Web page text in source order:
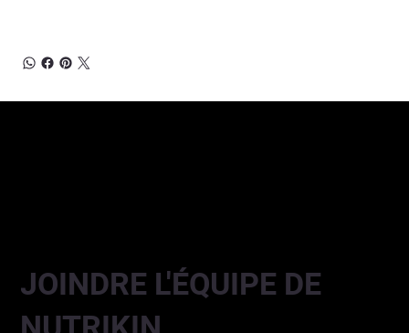
JOINDRE L'ÉQUIPE DE